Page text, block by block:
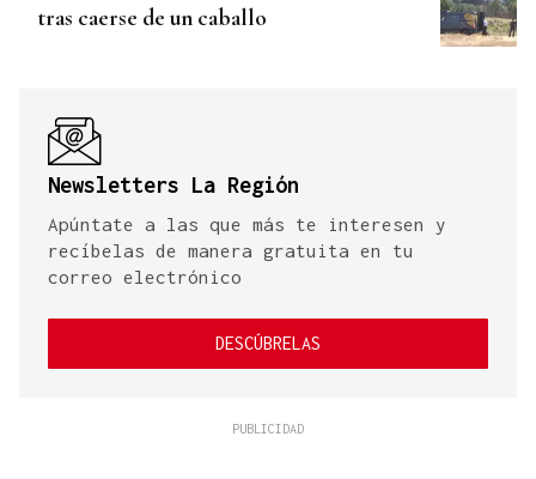
tras caerse de un caballo
Newsletters La Región
Apúntate a las que más te interesen y
recíbelas de manera gratuita en tu
correo electrónico
DESCÚBRELAS